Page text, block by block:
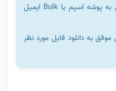
ممکن است ایمیل ارسالی به پوشه اسپم یا Bulk ایمیل
به دانلود فایل مورد نظر